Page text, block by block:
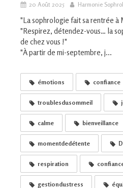
20 Août 2025 Harmonie
"La sophrologie fait sa rentrée à
"Respirez, détendez-vous… la
de chez vous !"
"À partir de mi-septembre, j...
émotions confiance
troublesdusommeil
calme bienveillance
momentdedétente
respiration
gestiondustress